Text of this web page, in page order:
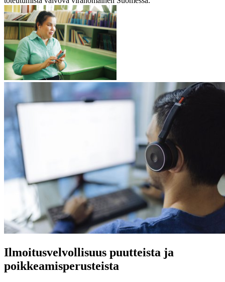
Ilmoitusvelvollisuus puutteista ja
poikkeamisperusteista